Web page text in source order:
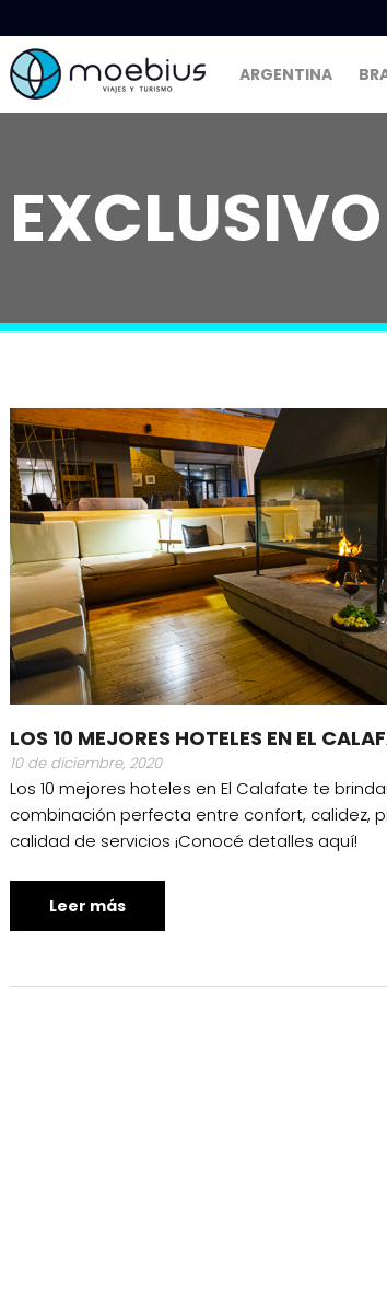
ARGENTINA
LOS 10 MEJORES HOTELES EN EL
10 de diciembre, 2020
Los 10 mejores hoteles en El Calafate te
combinación perfecta entre confort, calidez,
calidad de servicios ¡Conocé detalles aquí!
Leer más